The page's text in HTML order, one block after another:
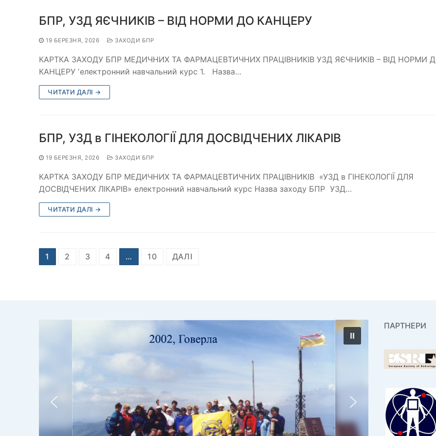
БПР, УЗД ЯЄЧНИКІВ – ВІД НОРМИ ДО КАНЦЕРУ
19 БЕРЕЗНЯ, 2026 ЗАХОДИ БПР
КАРТКА ЗАХОДУ БПР МЕДИЧНИХ ТА ФАРМАЦЕВТИЧНИХ ПРАЦІВНИКІВ УЗД ЯЄЧНИКІВ – ВІД НОРМИ
КАНЦЕРУ ʼелектронний навчальний курс 1. Назва…
ЧИТАТИ ДАЛІ →
БПР, УЗД в ГІНЕКОЛОГІЇ ДЛЯ ДОСВІДЧЕНИХ ЛІКАРІВ
19 БЕРЕЗНЯ, 2026 ЗАХОДИ БПР
КАРТКА ЗАХОДУ БПР МЕДИЧНИХ ТА ФАРМАЦЕВТИЧНИХ ПРАЦІВНИКІВ «УЗД в ГІНЕКОЛОГІЇ ДЛЯ
ДОСВІДЧЕНИХ ЛІКАРІВ» електронний навчальний курс Назва заходу БПР УЗД…
ЧИТАТИ ДАЛІ →
Пагінація
1 2 3 4 … 10 ДАЛІ
ПАРТНЕРИ